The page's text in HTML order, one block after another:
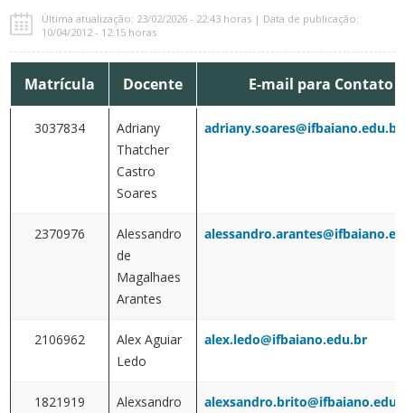
Última atualização: 23/02/2026 - 22:43 horas | Data de publicação:
10/04/2012 - 12:15 horas
Matrícula Docente E-mail para Contato
3037834
Adriany
Thatcher
Castro
Soares
adriany.soares@ifbaiano.edu.br
2370976
Alessandro
de
Magalhaes
Arantes
2106962
Alex Aguiar
Ledo
alex.ledo@ifbaiano.edu.br
1821919
Alexsandro